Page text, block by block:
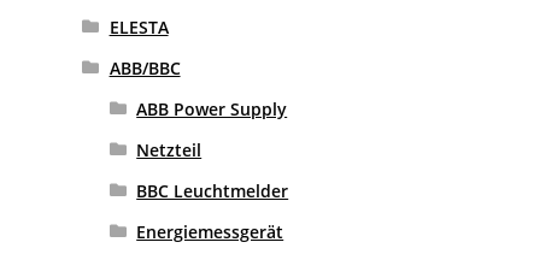
ELESTA
ABB/BBC
ABB Power Supply
Netzteil
BBC Leuchtmelder
Energiemessgerät